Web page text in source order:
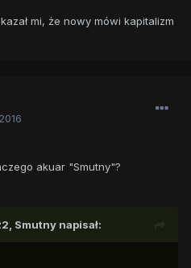
mi, że nowy mówi kapitalizm
akuar "Smutny"?
Smutny napisał: